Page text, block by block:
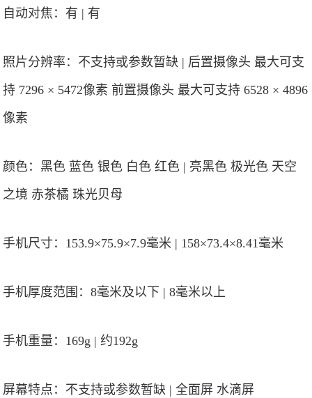
自动对焦：有 | 有
照片分辨率：不支持或参数暂缺 | 后置摄像头 最大可支
持 7296 × 5472像素 前置摄像头 最大可支持 6528 × 4896
像素
颜色：黑色 蓝色 银色 白色 红色 | 亮黑色 极光色 天空
之境 赤茶橘 珠光贝母
手机尺寸：153.9×75.9×7.9毫米 | 158×73.4×8.41毫米
手机厚度范围：8毫米及以下 | 8毫米以上
手机重量：169g | 约192g
屏幕特点：不支持或参数暂缺 | 全面屏 水滴屏